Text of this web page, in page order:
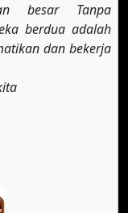
besar Tanpa
berdua adalah
dan bekerja